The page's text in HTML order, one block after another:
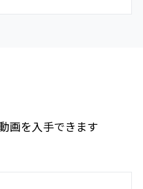
画を入手できます